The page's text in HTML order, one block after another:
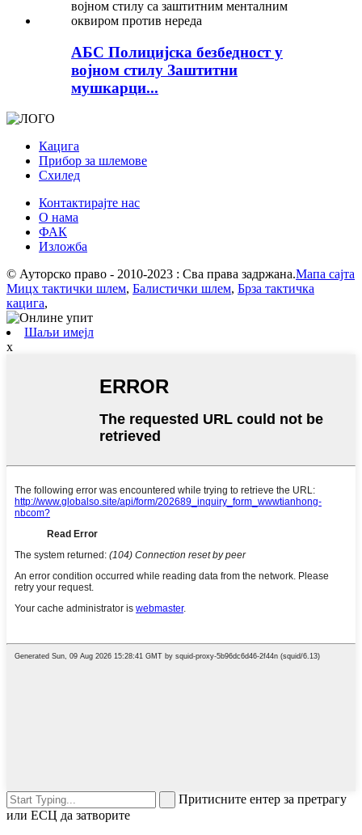
АБС Полицијска безбедност у
војном стилу Заштитни
мушкарци...
Кацига
Прибор за шлемове
Схилед
Контактирајте нас
О нама
ФАК
Изложба
© Ауторско право - 2010-2023 : Сва права задржана.Мапа сајта
Мицх тактички шлем, Балистички шлем, Брза тактичка
кацига,
Шаљи имејл
x
Притисните ентер за претрагу
или ЕСЦ да затворите